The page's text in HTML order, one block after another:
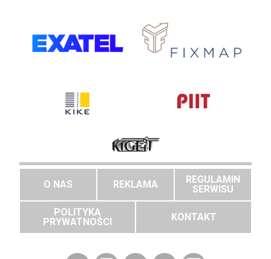
O NAS REKLAMA
REGULAMIN
SERWISU
POLITYKA
PRYWATNOŚCI
KONTAKT